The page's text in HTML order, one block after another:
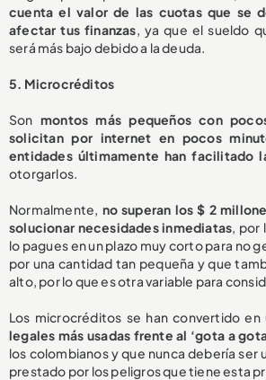
cuenta el valor de las cuotas que se
afectar tus finanzas, ya que el sueldo
será más bajo debido a la deuda.
5. Microcréditos
Son montos más pequeños con
solicitan por internet en pocos
entidades últimamente han facilitado
otorgarlos.
Normalmente, no superan los $ 2
solucionar necesidades inmediatas, por
lo pagues en un plazo muy corto para no
por una cantidad tan pequeña y que
alto, por lo que es otra variable para
Los microcréditos se han convertido en
legales más usadas frente al ‘gota a
los colombianos y que nunca debería ser
prestado por los peligros que tiene esta